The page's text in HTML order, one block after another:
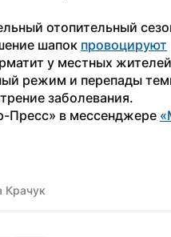
отопительный
шапок провоцируют
у местных
режим и перепады
заболевания.
Пресс» в мессенджере
Крачук